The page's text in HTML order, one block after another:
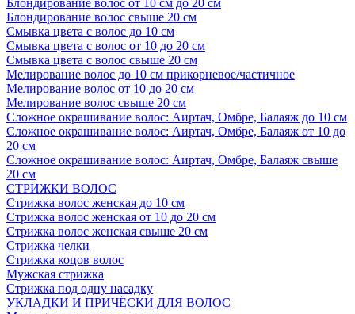
Блондирование волос от 10 см до 20 см
Блондирование волос свыше 20 см
Смывка цвета с волос до 10 см
Смывка цвета с волос от 10 до 20 см
Смывка цвета с волос свыше 20 см
Мелирование волос до 10 см прикорневое/частичное
Мелирование волос от 10 до 20 см
Мелирование волос свыше 20 см
Сложное окрашивание волос: Аиртач, Омбре, Балаяж до 10 см
Сложное окрашивание волос: Аиртач, Омбре, Балаяж от 10 до
20 см
Сложное окрашивание волос: Аиртач, Омбре, Балаяж свыше
20 см
СТРИЖКИ ВОЛОС
Стрижка волос женская до 10 см
Стрижка волос женская от 10 до 20 см
Стрижка волос женская свыше 20 см
Стрижка челки
Стрижка коцов волос
Мужская стрижка
Стрижка под одну насадку
УКЛАДКИ И ПРИЧЁСКИ ДЛЯ ВОЛОС